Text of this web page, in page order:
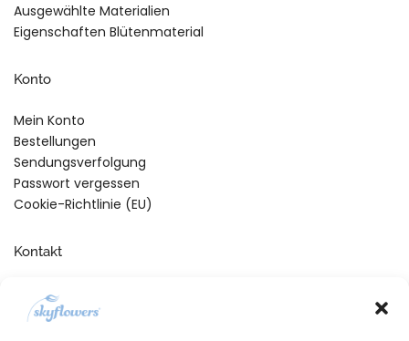
Ausgewählte Materialien
Eigenschaften Blütenmaterial
Konto
Mein Konto
Bestellungen
Sendungsverfolgung
Passwort vergessen
Cookie-Richtlinie (EU)
Kontakt
Telefonische Unterstützung
und Beratung unter: